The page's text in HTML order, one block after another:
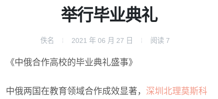
举行毕业典礼
佚名 2021 年 06 月 27 日 阅读 7
《中俄合作高校的毕业典礼盛事》
中俄两国在教育领域合作成效显著， 深圳北理莫斯科